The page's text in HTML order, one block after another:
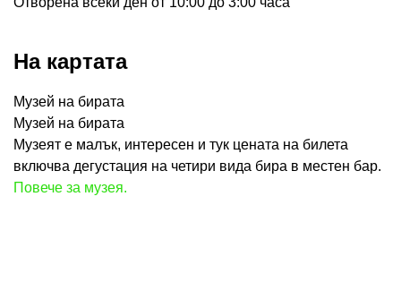
На картата
Музей на бирата
Музей на бирата
Музеят е малък, интересен и тук цената на билета
включва дегустация на четири вида бира в местен бар.
Повече за музея.